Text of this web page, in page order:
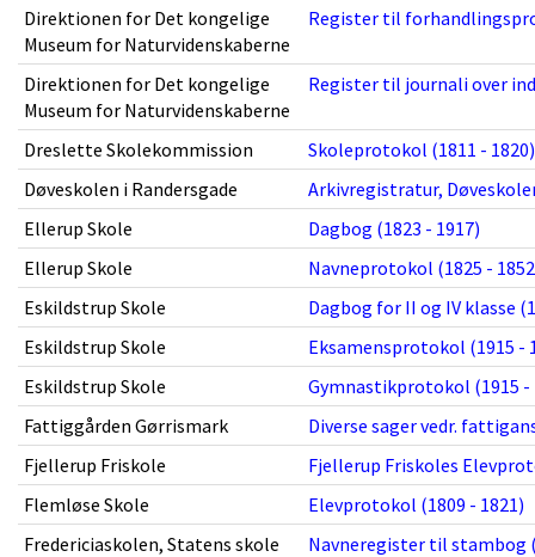
Direktionen for Det kongelige
Museum for Naturvidenskaberne
Register til
Direktionen for Det kongelige
Museum for Naturvidenskaberne
Register til journali over
Dreslette Skolekommission
Skoleprotokol (1811 - 1820)
Døveskolen i Randersgade
Arkivregistratur,
Ellerup Skole
Dagbog (1823 - 1917)
Ellerup Skole
Navneprotokol (1825 -
Eskildstrup Skole
Dagbog for II og IV klasse
Eskildstrup Skole
Eksamensprotokol (1915 -
Eskildstrup Skole
Gymnastikprotokol (1915 -
Fattiggården Gørrismark
Diverse sager vedr.
Fjellerup Friskole
Fjellerup Friskoles
Flemløse Skole
Elevprotokol (1809 - 1821)
Fredericiaskolen, Statens skole
Navneregister til stambog